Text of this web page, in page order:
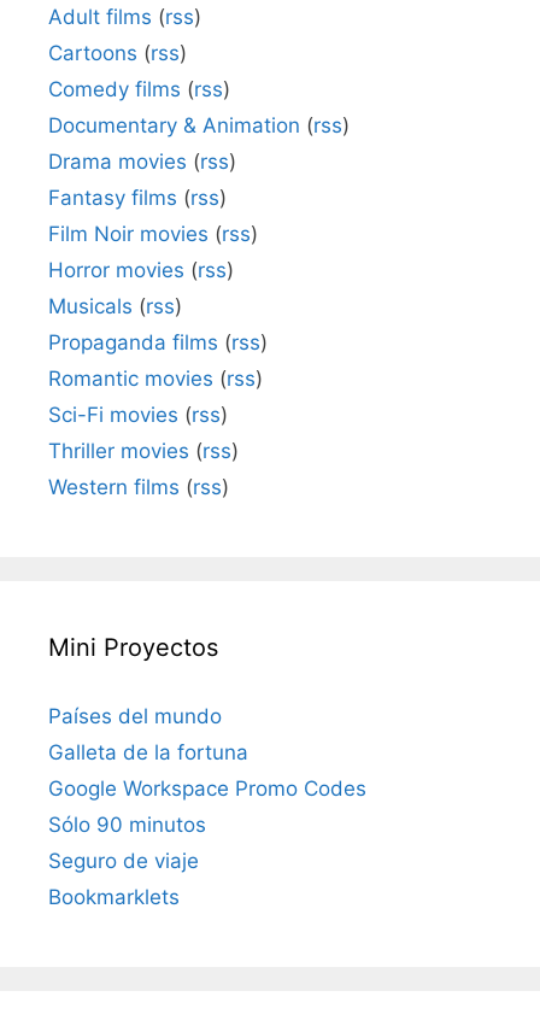
Adult films (rss)
Cartoons (rss)
Comedy films (rss)
Documentary & Animation (rss)
Drama movies (rss)
Fantasy films (rss)
Film Noir movies (rss)
Horror movies (rss)
Musicals (rss)
Propaganda films (rss)
Romantic movies (rss)
Sci-Fi movies (rss)
Thriller movies (rss)
Western films (rss)
Mini Proyectos
Países del mundo
Galleta de la fortuna
Google Workspace Promo Codes
Sólo 90 minutos
Seguro de viaje
Bookmarklets